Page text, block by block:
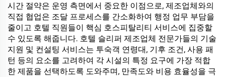
시간 절약은 운영 측면에서 중요한 이점으로, 제조업체와의
직접 협업은 조달 프로세스를 간소화하여 행정 업무 부담을
줄이고 호텔 직원들이 핵심 호스피탈리티 서비스에 집중할
수 있도록 해줍니다. 호텔 슬리퍼 제조업체 전문가들의 기술
지원 및 컨설팅 서비스는 투숙객 연령대, 기후 조건, 사용 패
턴 등의 요소를 고려하여 각 시설의 특정 요구에 가장 적합
한 제품을 선택하도록 도와주며, 만족도와 비용 효율성을 극